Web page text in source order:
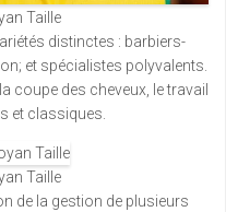
Taille
distinctes : barbiers-
et spécialistes polyvalents.
coupe des cheveux, le travail
et classiques.
Taille
de la gestion de plusieurs